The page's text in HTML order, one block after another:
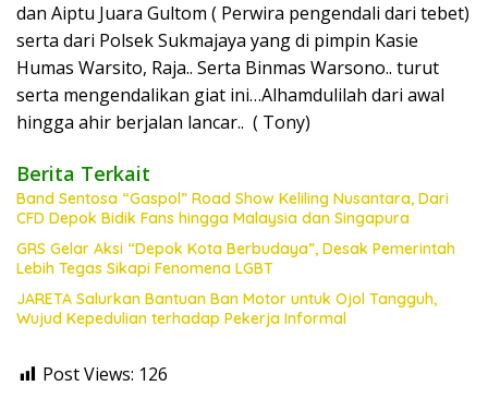
dan Aiptu Juara Gultom ( Perwira pengendali dari tebet)
serta dari Polsek Sukmajaya yang di pimpin Kasie
Humas Warsito, Raja.. Serta Binmas Warsono.. turut
serta mengendalikan giat ini…Alhamdulilah dari awal
hingga ahir berjalan lancar.. ( Tony)
Berita Terkait
Band Sentosa “Gaspol” Road Show Keliling Nusantara, Dari
CFD Depok Bidik Fans hingga Malaysia dan Singapura
GRS Gelar Aksi “Depok Kota Berbudaya”, Desak Pemerintah
Lebih Tegas Sikapi Fenomena LGBT
JARETA Salurkan Bantuan Ban Motor untuk Ojol Tangguh,
Wujud Kepedulian terhadap Pekerja Informal
Post Views: 126